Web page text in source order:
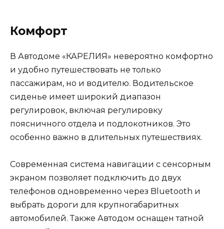
Комфорт
В Автодоме «КАРЕЛИЯ» невероятно комфортно
и удобно путешествовать не только
пассажирам, но и водителю. Водительское
сиденье имеет широкий диапазон
регулировок, включая регулировку
поясничного отдела и подлокотников. Это
особенно важно в длительных путешествиях.
Современная система навигации с сенсорным
экраном позволяет подключить до двух
телефонов одновременно через Bluetooth и
выбрать дороги для крупногабаритных
автомобилей. Также Автодом оснащен татной